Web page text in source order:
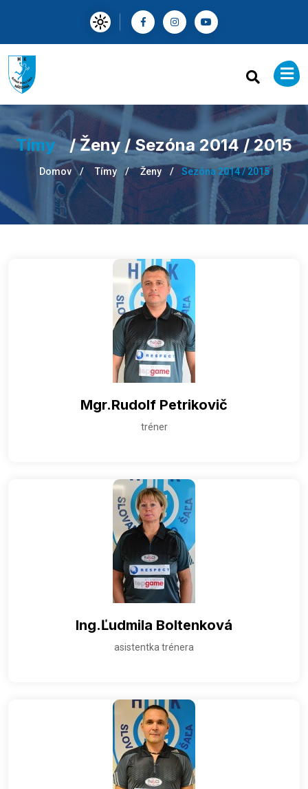
Tímy / Ženy / Sezóna 2014 / 2015
Domov Tímy Ženy Sezóna 2014 / 2015
Mgr.Rudolf Petrikovič
tréner
Ing.Ľudmila Boltenková
asistentka trénera